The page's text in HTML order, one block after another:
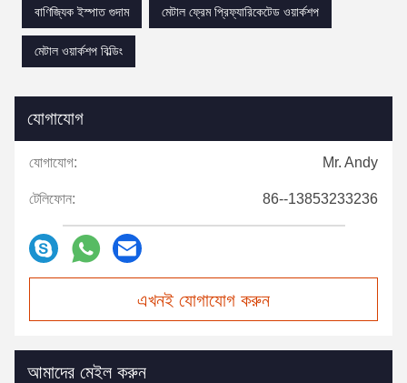
বাণিজ্যিক ইস্পাত গুদাম
মেটাল ফ্রেম প্রিফ্যারিকেটেড ওয়ার্কশপ
মেটাল ওয়ার্কশপ বিল্ডিং
যোগাযোগ
যোগাযোগ: Mr. Andy
টেলিফোন: 86--13853233236
এখনই যোগাযোগ করুন
আমাদের মেইল করুন